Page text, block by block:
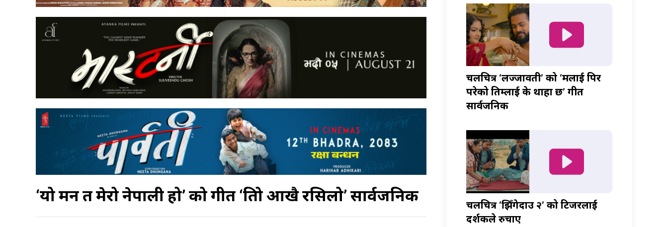
‘यो मन त मेरो नेपाली हो’ को गीत ‘तिम्रो आखै रसिलो’ सार्वजनिक
चलचित्र ‘लज्जावती’ को ‘मलाई पिर
परेको तिम्लाई के थाहा छ’ गीत
सार्वजनिक
चलचित्र ‘झिँगेदाउ २’ को टिजरलाई
दर्शकले रुचाए